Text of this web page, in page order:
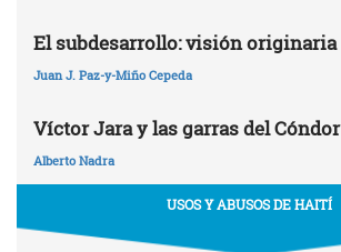
El subdesarrollo: visión originaria
Juan J. Paz-y-Miño Cepeda
Víctor Jara y las garras del Cóndor
Alberto Nadra
USOS Y ABUSOS DE HAITÍ